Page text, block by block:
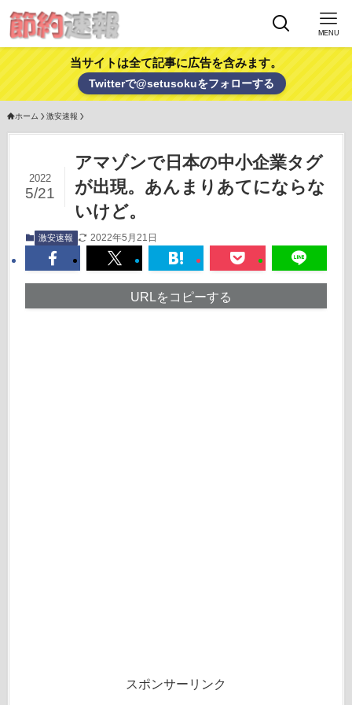
MENU
当サイトは全て記事に広告を含みます。
Twitterで@setusokuをフォローする
ホーム 激安速報
アマゾンで日本の中小企業タグ
が出現。あんまりあてにならな
いけど。
2022
5/21
激安速報 2022年5月21日
URLをコピーする
スポンサーリンク